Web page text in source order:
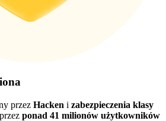
przez Hacken i zabezpieczenia klasy
ponad 41 milionów użytkowników